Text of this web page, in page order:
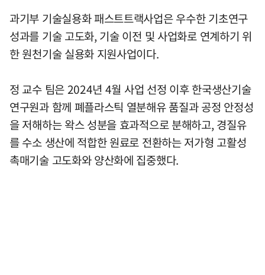
과기부 기술실용화 패스트트랙사업은 우수한 기초연구
성과를 기술 고도화, 기술 이전 및 사업화로 연계하기 위
한 원천기술 실용화 지원사업이다.
정 교수 팀은 2024년 4월 사업 선정 이후 한국생산기술
연구원과 함께 폐플라스틱 열분해유 품질과 공정 안정성
을 저해하는 왁스 성분을 효과적으로 분해하고, 경질유
를 수소 생산에 적합한 원료로 전환하는 저가형 고활성
촉매기술 고도화와 양산화에 집중했다.